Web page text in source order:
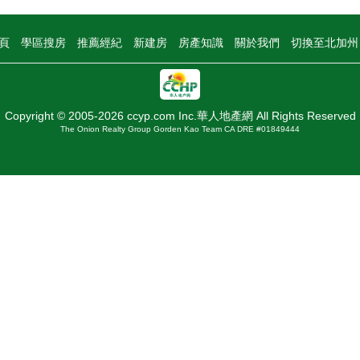
學區搜房 推薦經紀 新建房 房產知識 關於我們 切換至北加
Copyright © 2005-2026 ccyp.com Inc.華人地產網 All Rights Reserved
The Onion Realty Group Gorden Kao Team CA DRE #01849444